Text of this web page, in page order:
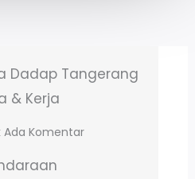
Talagasari Balaraja
Ada Komentar